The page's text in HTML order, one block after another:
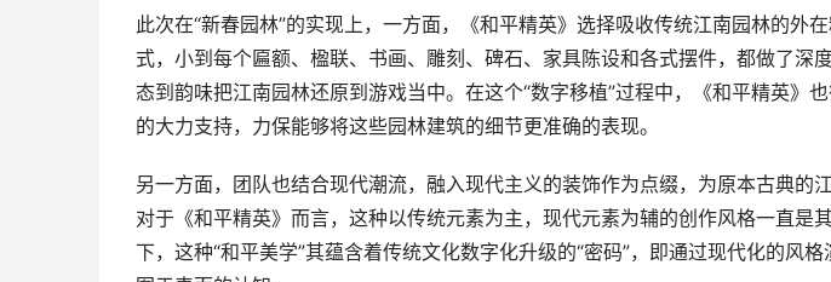
此次在“新春园林”的实现上，一方面，《和平精英》选择吸收传统江南园林的外
式，小到每个匾额、楹联、书画、雕刻、碑石、家具陈设和各式摆件，都做了深
态到韵味把江南园林还原到游戏当中。在这个“数字移植”过程中，《和平精英》
的大力支持，力保能够将这些园林建筑的细节更准确的表现。
另一方面，团队也结合现代潮流，融入现代主义的装饰作为点缀，为原本古典的
对于《和平精英》而言，这种以传统元素为主，现代元素为辅的创作风格一直是
下，这种“和平美学”其蕴含着传统文化数字化升级的“密码”，即通过现代化的风